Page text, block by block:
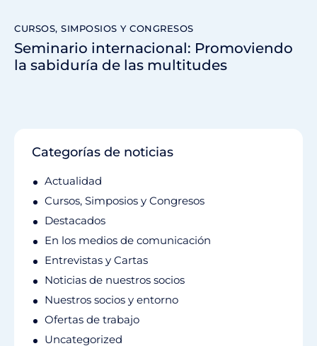
CURSOS, SIMPOSIOS Y CONGRESOS
Seminario internacional: Promoviendo
la sabiduría de las multitudes
Categorías de noticias
Actualidad
Cursos, Simposios y Congresos
Destacados
En los medios de comunicación
Entrevistas y Cartas
Noticias de nuestros socios
Nuestros socios y entorno
Ofertas de trabajo
Uncategorized